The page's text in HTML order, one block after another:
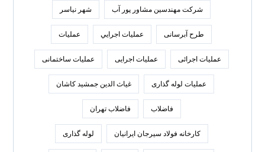
شرکت مهندسین مشاور پور آب شهر نیاسر
طرح آبرسانی عمليات اجرايي عملیات
عملیات اجرائی عملیات اجرایی عملیات ساختمانی
عملیات لوله گذاری غیاث الدین جمشید کاشان
فاضلاب فاضلاب تهران
كارخانه فولاد سيرجان ايرانيان لوله گذاری